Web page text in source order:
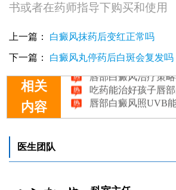
书或者在药师指导下购买和使用
上一篇： 白癜风抹药后变红正常吗
下一篇： 白癜风丸停药后白斑会复发吗
相关
内容
哪个医院唇部白癜风
唇部白癜风患者是否适合
唇部白癜风治疗策略
吃药能治好孩子唇
唇部白癜风照UVB
医生团队